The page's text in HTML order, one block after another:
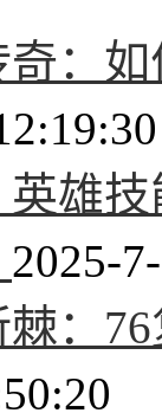
：
雄
2025-
：